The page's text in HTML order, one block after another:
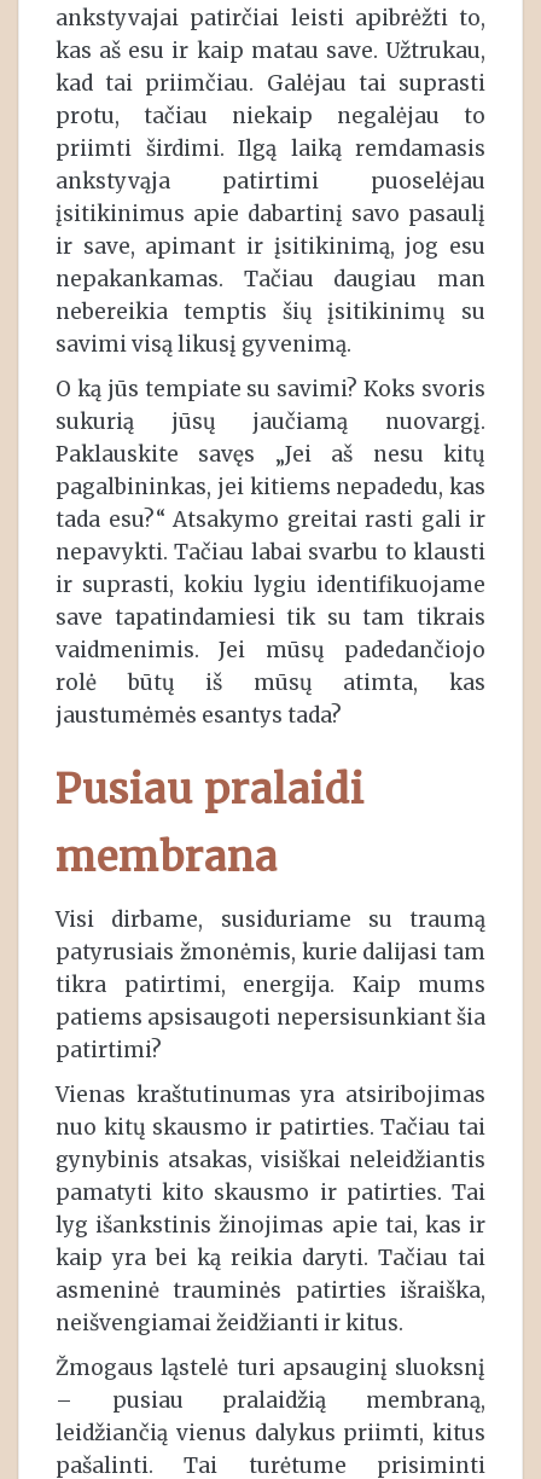
ankstyvajai patirčiai leisti apibrėžti to,
kas aš esu ir kaip matau save. Užtrukau,
kad tai priimčiau. Galėjau tai suprasti
protu, tačiau niekaip negalėjau to
priimti širdimi. Ilgą laiką remdamasis
ankstyvąja patirtimi puoselėjau
įsitikinimus apie dabartinį savo pasaulį
ir save, apimant ir įsitikinimą, jog esu
nepakankamas. Tačiau daugiau man
nebereikia temptis šių įsitikinimų su
savimi visą likusį gyvenimą.
O ką jūs tempiate su savimi? Koks svoris
sukurią jūsų jaučiamą nuovargį.
Paklauskite savęs „Jei aš nesu kitų
pagalbininkas, jei kitiems nepadedu, kas
tada esu?“ Atsakymo greitai rasti gali ir
nepavykti. Tačiau labai svarbu to klausti
ir suprasti, kokiu lygiu identifikuojame
save tapatindamiesi tik su tam tikrais
vaidmenimis. Jei mūsų padedančiojo
rolė būtų iš mūsų atimta, kas
jaustumėmės esantys tada?
Pusiau pralaidi
membrana
Visi dirbame, susiduriame su traumą
patyrusiais žmonėmis, kurie dalijasi tam
tikra patirtimi, energija. Kaip mums
patiems apsisaugoti nepersisunkiant šia
patirtimi?
Vienas kraštutinumas yra atsiribojimas
nuo kitų skausmo ir patirties. Tačiau tai
gynybinis atsakas, visiškai neleidžiantis
pamatyti kito skausmo ir patirties. Tai
lyg išankstinis žinojimas apie tai, kas ir
kaip yra bei ką reikia daryti. Tačiau tai
asmeninė trauminės patirties išraiška,
neišvengiamai žeidžianti ir kitus.
Žmogaus ląstelė turi apsauginį sluoksnį
– pusiau pralaidžią membraną,
leidžiančią vienus dalykus priimti, kitus
pašalinti. Tai turėtume prisiminti